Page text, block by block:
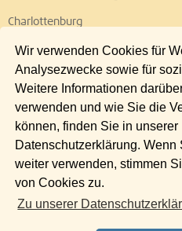
Wir verwenden Cookies für
Analysezwecke sowie für
Weitere Informationen
verwenden und wie Sie die
können, finden Sie in unserer
Datenschutzerklärung. Wenn
weiter verwenden, stimmen
von Cookies zu.
Zu unserer
Charlottenburg
Lichtenberg
Pankow
Reinickendorf
Spandau
Tempelhof
Treptow